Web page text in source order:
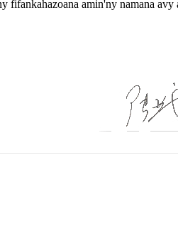
fifankahazoana amin'ny namana avy